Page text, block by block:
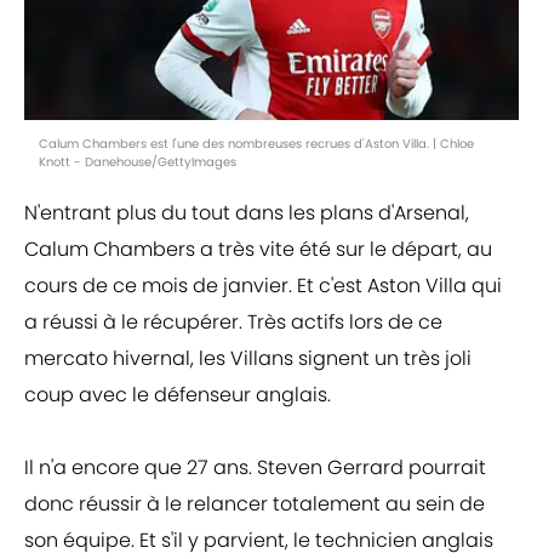
Calum Chambers est l'une des nombreuses recrues d'Aston Villa. | Chloe
Knott - Danehouse/GettyImages
N'entrant plus du tout dans les plans d'Arsenal,
Calum Chambers a très vite été sur le départ, au
cours de ce mois de janvier. Et c'est Aston Villa qui
a réussi à le récupérer. Très actifs lors de ce
mercato hivernal, les Villans signent un très joli
coup avec le défenseur anglais.
Il n'a encore que 27 ans. Steven Gerrard pourrait
donc réussir à le relancer totalement au sein de
son équipe. Et s'il y parvient, le technicien anglais